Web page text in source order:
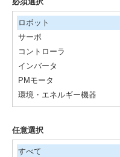
ロボット
サーボ
コントローラ
インバータ
PMモータ
環境・エネルギー機器
任意選択
すべて